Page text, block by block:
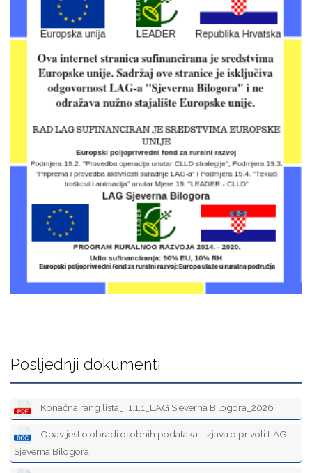
Posljednji dokumenti
Konačna rang lista_I 1.1.1_LAG Sjeverna Bilogora_2026
Obavijest o obradi osobnih podataka i Izjava o privoli LAG
Sjeverna Bilogora